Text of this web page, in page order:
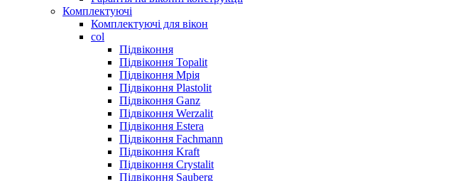
Комплектуючі
Комплектуючі для вікон
col
Підвіконня
Підвіконня Topalit
Підвіконня Мрія
Підвіконня Plastolit
Підвіконня Ganz
Підвіконня Werzalit
Підвіконня Estera
Підвіконня Fachmann
Підвіконня Kraft
Підвіконня Crystalit
Підвіконня Sauberg